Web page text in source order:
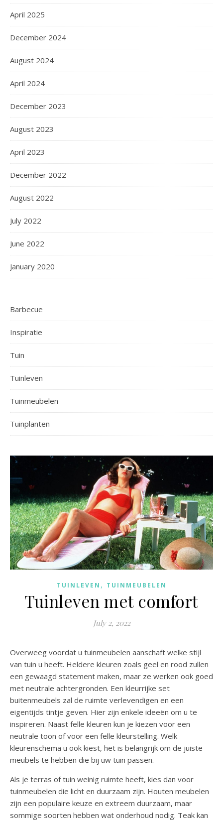
April 2025
December 2024
August 2024
April 2024
December 2023
August 2023
April 2023
December 2022
August 2022
July 2022
June 2022
January 2020
Barbecue
Inspiratie
Tuin
Tuinleven
Tuinmeubelen
Tuinplanten
TUINLEVEN , TUINMEUBELEN
Tuinleven met comfort
July 2, 2022
Overweeg voordat u tuinmeubelen aanschaft welke stijl
van tuin u heeft. Heldere kleuren zoals geel en rood zullen
een gewaagd statement maken, maar ze werken ook goed
met neutrale achtergronden. Een kleurrijke set
buitenmeubels zal de ruimte verlevendigen en een
eigentijds tintje geven. Hier zijn enkele ideeën om u te
inspireren. Naast felle kleuren kun je kiezen voor een
neutrale toon of voor een felle kleurstelling. Welk
kleurenschema u ook kiest, het is belangrijk om de juiste
meubels te hebben die bij uw tuin passen.
Als je terras of tuin weinig ruimte heeft, kies dan voor
tuinmeubelen die licht en duurzaam zijn. Houten meubelen
zijn een populaire keuze en extreem duurzaam, maar
sommige soorten hebben wat onderhoud nodig. Teak kan